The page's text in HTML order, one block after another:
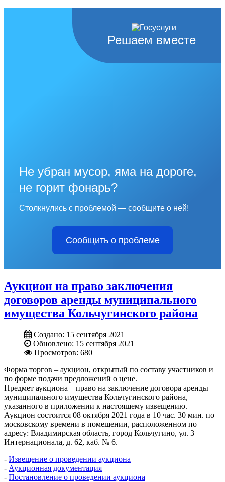
Решаем вместе
Не убран мусор, яма на дороге,
не горит фонарь?
Столкнулись с проблемой — сообщите о ней!
Сообщить о проблеме
Аукцион на право заключения
договоров аренды муниципального
имущества Кольчугинского района
Создано: 15 сентября 2021
Обновлено: 15 сентября 2021
Просмотров: 680
Форма торгов – аукцион, открытый по составу участников и
по форме подачи предложений о цене.
Предмет аукциона – право на заключение договора аренды
муниципального имущества Кольчугинского района,
указанного в приложении к настоящему извещению.
Аукцион состоится 08 октября 2021 года в 10 час. 30 мин. по
московскому времени в помещении, расположенном по
адресу: Владимирская область, город Кольчугино, ул. 3
Интернационала, д. 62, каб. № 6.
- Извещение о проведении аукциона
- Аукционная документация
- Постановление о проведении аукциона